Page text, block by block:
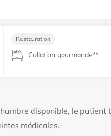
Restauration
Collation gourmande**
disponible, le
médicales.